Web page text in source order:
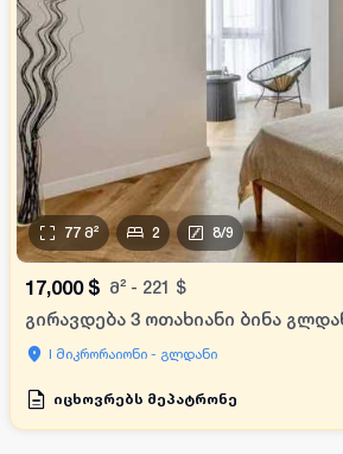
77 მ² 2 8/9
17,000 $ მ² - 221 $
გირავდება 3 ოთახიანი ბინა
I მიკრორაიონი - გლდანი
იცხოვრებს მეპატრონე